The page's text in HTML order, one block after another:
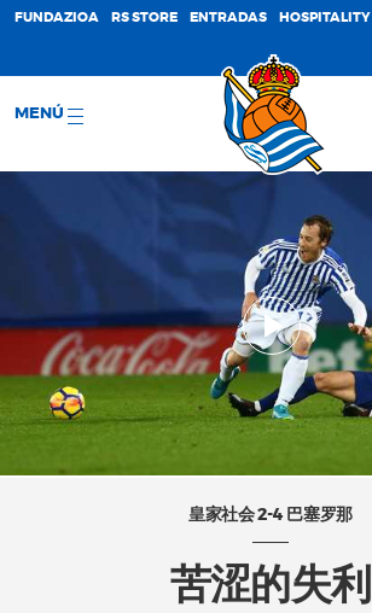
FUNDAZIOA RS STORE ENTRADAS HOSPITALITY
MENÚ
皇家社会 2-4 巴塞罗那
苦涩的失利